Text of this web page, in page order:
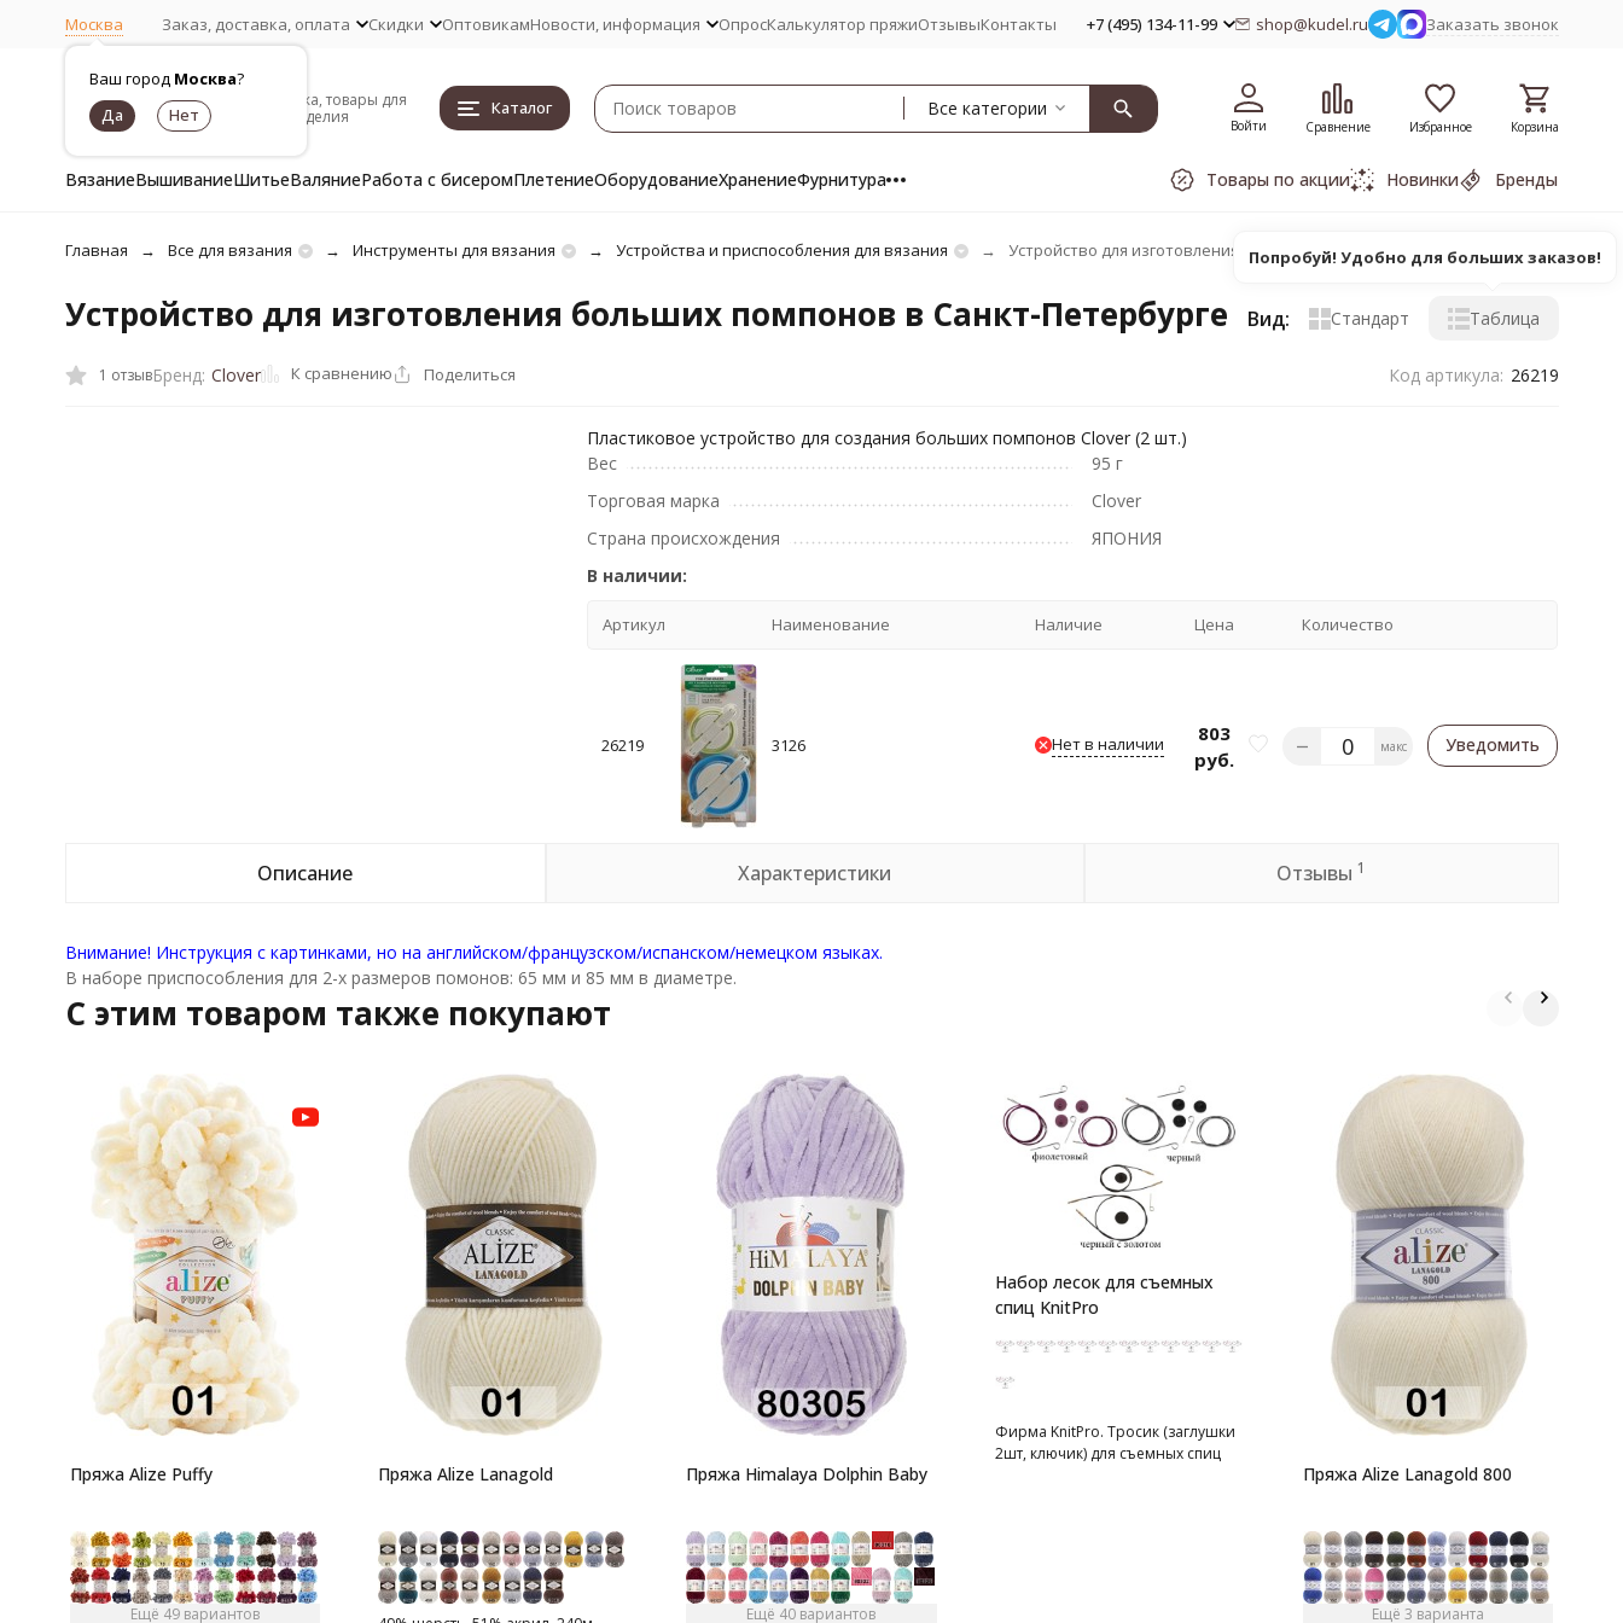
Москва
Ваш город Москва?
Заказ, доставка, оплата Скидки ОптовикамНовости, информация ОпросКалькулятор пряжиОтзывыКонтакты +7 (495) 134-11-99 shop@kudel.ru Заказать звонок
Пряжа, товары для
рукоделия
Каталог Все категории
Войти Сравнение Избранное Корзина
ВязаниеВышиваниеШитьеВаляниеРабота с бисеромПлетениеОборудованиеХранениеФурнитура Товары по акции Новинки Бренды
Главная Все для вязания Инструменты для вязания Устройства и приспособления для вязания Устройство для изготовления больших помпонов
Устройство для изготовления больших помпонов в Санкт-Петербурге Вид: Стандарт Таблица
1 отзывБренд: Clover К сравнению Поделиться Код артикула: 26219
Пластиковое устройство для создания больших помпонов Clover (2 шт.)
Вес
95 г
Торговая марка
Clover
Страна происхождения
ЯПОНИЯ
В наличии:
Артикул Наименование Наличие Цена Количество
26219 3126 Нет в наличии
803
руб.
макс Уведомить
Описание Характеристики Отзывы 1
Внимание! Инструкция с картинками, но на английском/французском/испанском/немецком языках.
В наборе приспособления для 2-х размеров помонов: 65 мм и 85 мм в диаметре.
C этим товаром также покупают
Пряжа Alize Puffy
Ещё 49 вариантов
Пряжа Alize Lanagold Пряжа Himalaya Dolphin Baby
Ещё 40 вариантов
Набор лесок для съемных
спиц KnitPro
Фирма KnitPro. Тросик (заглушки
2шт, ключик) для съемных спиц
Пряжа Alize Lanagold 800
Ещё 3 варианта
Попробуй! Удобно для больших заказов!